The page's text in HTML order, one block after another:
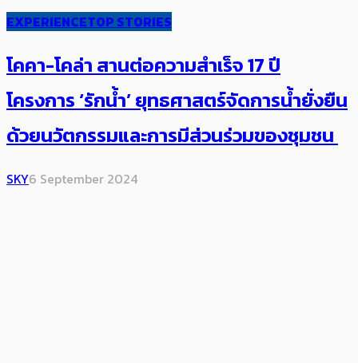
EXPERIENCETOP STORIES
โคคา-โคล่า สานต่อความสำเร็จ 17 ปี
โครงการ ‘รักน้ำ’ ​ยุทธศาสตร์จัดการน้ำยั่งยืน
ด้วยนวัตกรรมและการมีส่วนร่วมของชุมชน
SKY6 September 2024